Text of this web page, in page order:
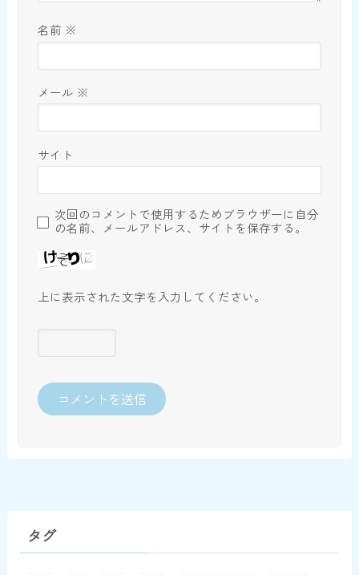
名前 ※
メール ※
サイト
次回のコメントで使用するためブラウザーに自分
の名前、メールアドレス、サイトを保存する。
上に表示された文字を入力してください。
タグ